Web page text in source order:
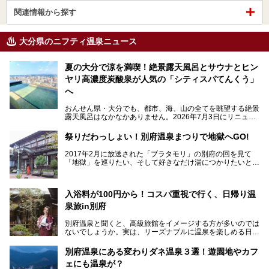
関連情報から探す
大分県のニフティ温泉ニュース
夏の大分で涼を満喫！絶景露天風呂とサウナとヒン
ヤリ高濃度炭酸泉が人気の「シティスパてんくう」
へ
おんせん県・大分でも、都市、海、山の全てを眺望する絶景
露天風呂はなかなかありません。2026年7月3日にリニュー
てんくう(CITY SPA てんくう)」は、なんとJR大分駅直結と
いう利便性の高さ！
地上80mという圧倒的な開放感が魅力。温泉、ロウリュサウ
ナ、そしてひんやりとした約27度の高濃度炭酸泉で交互浴
併設の「JR九州ホテル ブラッサム大分」に泊まって、この
「シティスパてんくう」をたっぷり満喫してきたのでレポー
ルダウンできるスイーツ情報と併せてお楽しみください！
提供元：大分県【PR】
この記事は大分県のPR記事です。
祭りだわっしょい！別府温泉まつりで地獄へGO!
2017年2月に放送された「ブラタモリ」の別府の回を見て
「地獄」を巡りたい、そして好きなだけ湯につかりたいと切
まつり」が開催されます。その期間は嬉しいことに100以上
の共同浴場がなんと無料開放されるんです！普段から入浴料
が100円と安いのに、いいんですかタダにしちゃって!?
しかも4/2には「東京ディズニーリゾートスペシャルパレー
ド」も行われます。つまり別府に行けば「地獄」も「ミッキ
ーマウス」も拝める稀有なイベントですよ、これは行くしか
ない！
源泉数、湧出量ともに日本一の温泉県とも言われる大分県。
入浴料が100円から！コスパ重視で行く、日帰り温
泉旅in別府
別府温泉と聞くと、高級旅館をイメージする方が多いのでは
ないでしょうか。実は、リーズナブルに温泉を楽しめる日帰
で楽しめる「大分県の別府温泉」に注目してみました。
ニフティ温泉がオススメする温泉施設を紹介しちゃいます！
別府温泉にある変わりダネ温泉３選！遊園地やカフ
ェにも温泉が？